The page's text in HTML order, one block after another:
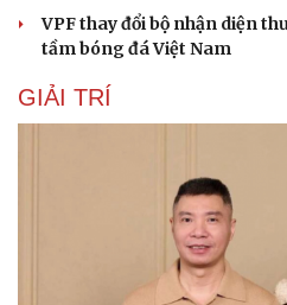
VPF thay đổi bộ nhận diện
tầm bóng đá Việt Nam
GIẢI TRÍ